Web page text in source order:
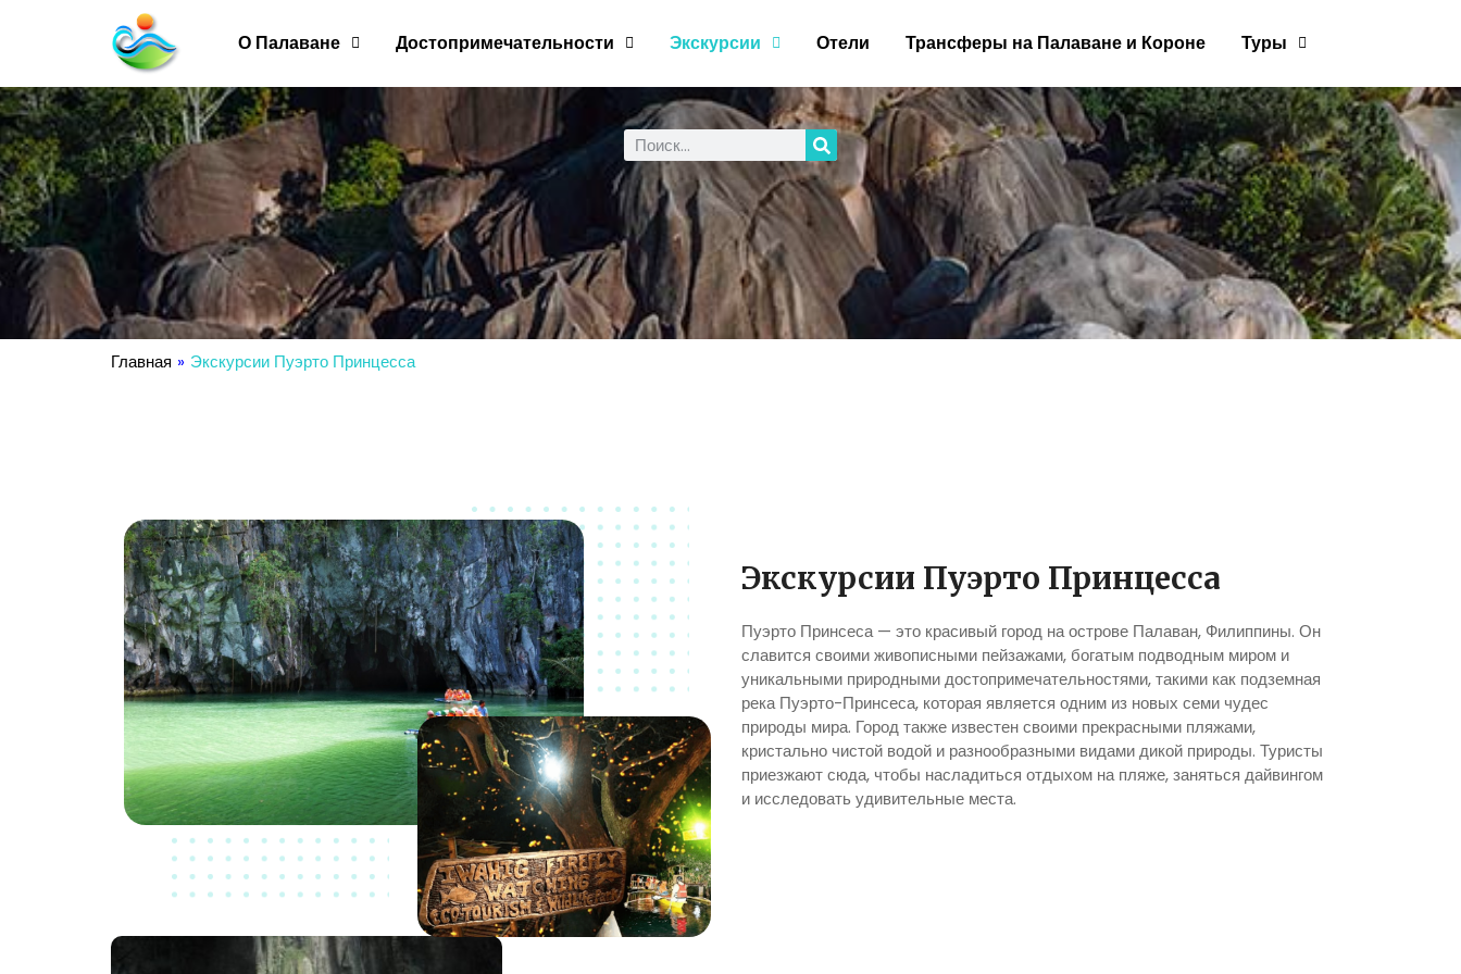
О Палаване Достопримечательности Экскурсии Отели Трансферы на Палаване и Короне Туры
Главная » Экскурсии Пуэрто Принцесса
Экскурсии Пуэрто Принцесcа
Пуэрто Принсеса — это красивый город на острове Палаван, Филиппины. Он
славится своими живописными пейзажами, богатым подводным миром и
уникальными природными достопримечательностями, такими как подземная
река Пуэрто-Принсеса, которая является одним из новых семи чудес
природы мира. Город также известен своими прекрасными пляжами,
кристально чистой водой и разнообразными видами дикой природы. Туристы
приезжают сюда, чтобы насладиться отдыхом на пляже, заняться дайвингом
и исследовать удивительные места.